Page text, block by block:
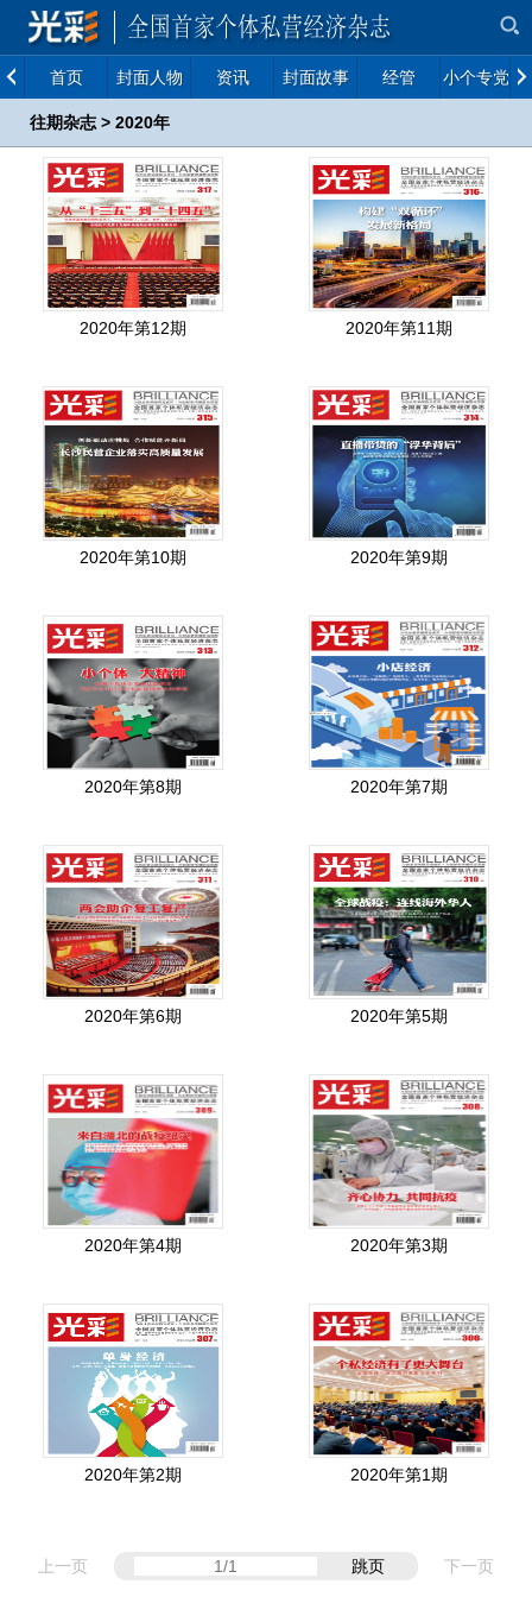
首页 封面人物 资讯 封面故事 经管 小个专党建
往期杂志 > 2020年
2020年第12期 2020年第11期
2020年第10期 2020年第9期
2020年第8期 2020年第7期
2020年第6期 2020年第5期
2020年第4期 2020年第3期
2020年第2期 2020年第1期
上一页 跳页 下一页